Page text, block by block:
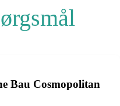
Bau Cosmopolitan